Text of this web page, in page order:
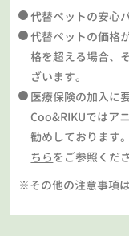
代替ペットの安心
代替ペットの価格
格を超える場合、
ざいます。
医療保険の加入に
Coo&RIKUではア
勧めしております
ちらをご参照くださ
※その他の注意事項